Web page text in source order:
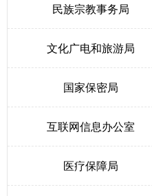
民族宗教事务局
文化广电和旅游局
国家保密局
互联网信息办公室
医疗保障局